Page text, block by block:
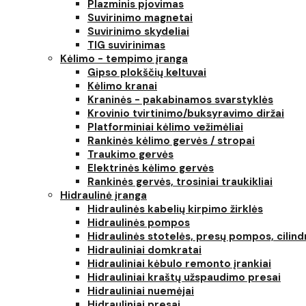
Plazminis pjovimas
Suvirinimo magnetai
Suvirinimo skydeliai
TIG suvirinimas
Kėlimo - tempimo įranga
Gipso plokščių keltuvai
Kėlimo kranai
Kraninės - pakabinamos svarstyklės
Krovinio tvirtinimo/buksyravimo diržai
Platforminiai kėlimo vežimėliai
Rankinės kėlimo gervės / stropai
Traukimo gervės
Elektrinės kėlimo gervės
Rankinės gervės, trosiniai traukikliai
Hidraulinė įranga
Hidraulinės kabelių kirpimo žirklės
Hidraulinės pompos
Hidraulinės stotelės, presų pompos,
Hidrauliniai domkratai
Hidrauliniai kėbulo remonto įrankiai
Hidrauliniai kraštų užspaudimo presai
Hidrauliniai nuemėjai